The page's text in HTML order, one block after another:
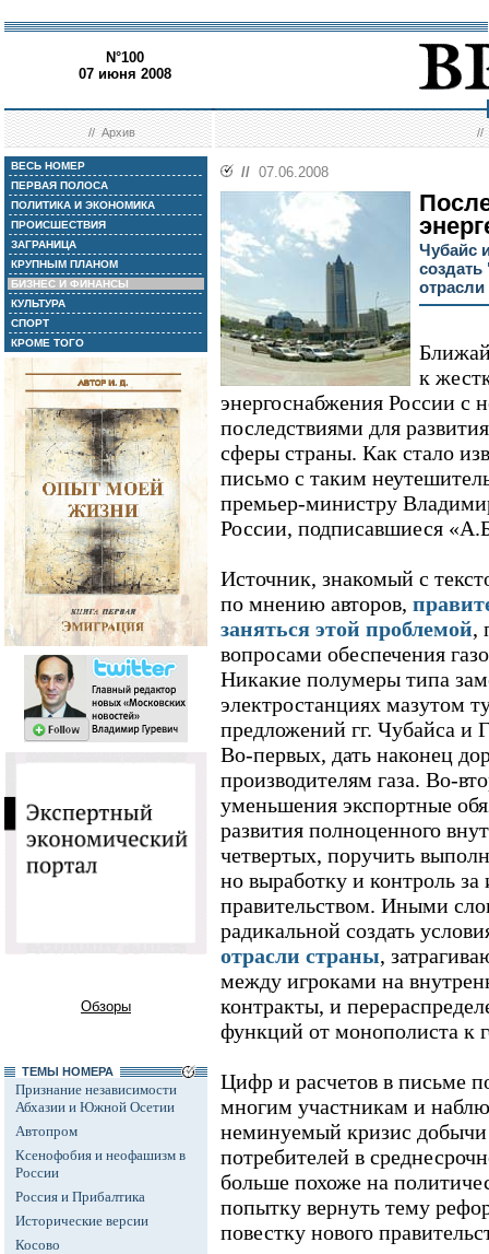
N°100
07 июня 2008
//Архив //
ВЕСЬ НОМЕР
ПЕРВАЯ ПОЛОСА
ПОЛИТИКА И ЭКОНОМИКА
ПРОИСШЕСТВИЯ
ЗАГРАНИЦА
КРУПНЫМ ПЛАНОМ
БИЗНЕС И ФИНАНСЫ
КУЛЬТУРА
СПОРТ
КРОМЕ ТОГО
Обзоры
ТЕМЫ НОМЕРА
Признание независимости
Абхазии и Южной Осетии
Автопром
Ксенофобия и неофашизм в
России
Россия и Прибалтика
Исторические версии
Косово
// 07.06.2008
Чубайс
создать
отрасли
к
энергоснабжения России с
последствиями для
сферы страны. Как стало
письмо с таким
премьер-министру
России, подписавшиеся
Источник, знакомый с
по мнению авторов,
заняться этой проблемой,
вопросами обеспечения
Никакие полумеры типа
электростанциях мазутом
предложений гг. Чубайса и
Во-первых, дать наконец
производителям газа. Во-
уменьшения экспортные
развития полноценного
четвертых, поручить
но выработку и контроль
правительством. Иными
радикальной создать
отрасли страны,
между игроками на
контракты, и
функций от монополиста к
Цифр и расчетов в письме
многим участникам и
неминуемый кризис
потребителей в
больше похоже на
попытку вернуть тему
повестку нового